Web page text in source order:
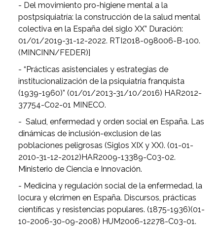
- Del movimiento pro-higiene mental a la
postpsiquiatría: la construcción de la salud mental
colectiva en la España del siglo XX” Duración:
01/01/2019-31-12-2022. RTI2018-098006-B-100.
(MINCINN/FEDER)]
- “Prácticas asistenciales y estrategias de
institucionalización de la psiquiatría franquista
(1939-1960)” (01/01/2013-31/10/2016) HAR2012-
37754-C02-01 MINECO.
- Salud, enfermedad y orden social en España. Las
dinámicas de inclusión-exclusion de las
poblaciones peligrosas (Siglos XIX y XX). (01-01-
2010-31-12-2012)HAR2009-13389-C03-02.
Ministerio de Ciencia e Innovación.
- Medicina y regulación social de la enfermedad, la
locura y elcrimen en España. Discursos, prácticas
científicas y resistencias populares. (1875-1936)(01-
10-2006-30-09-2008) HUM2006-12278-C03-01.